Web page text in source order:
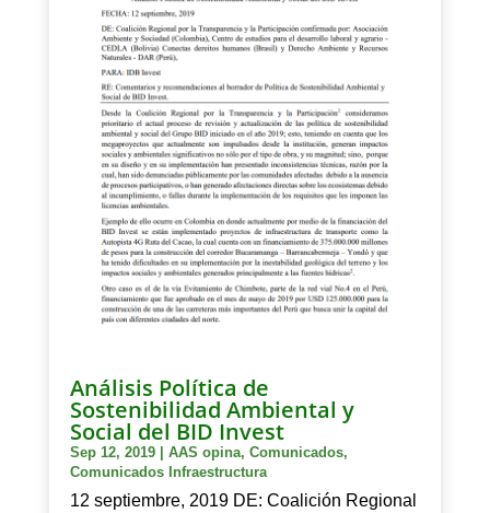
Análisis Política de
Sostenibilidad Ambiental y
Social del BID Invest
Sep 12, 2019| AAS opina, Comunicados,
Comunicados Infraestructura
12 septiembre, 2019 DE: Coalición Regional